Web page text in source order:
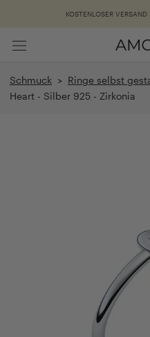
KOSTENLOSER
Schmuck > Ringe selbst
Heart - Silber 925 - Zirkonia